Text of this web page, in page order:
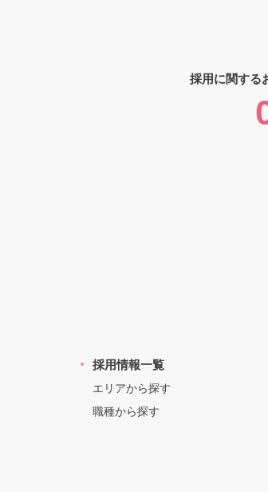
採用に関する
採用情報一覧
エリアから探す
職種から探す